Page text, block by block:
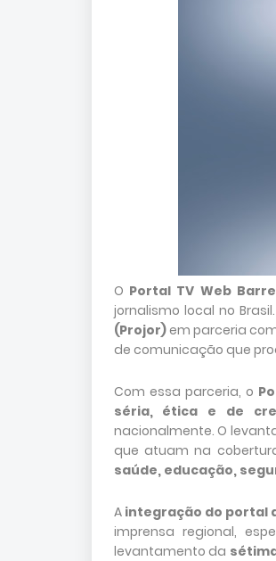
O Portal TV Web
jornalismo local no
(Projor)em parceria
de comunicação que
Com essa parceria, o
séria, ética e de
nacionalmente. O
que atuam na
saúde, educação,
A integração do portal
imprensa regional,
levantamento da